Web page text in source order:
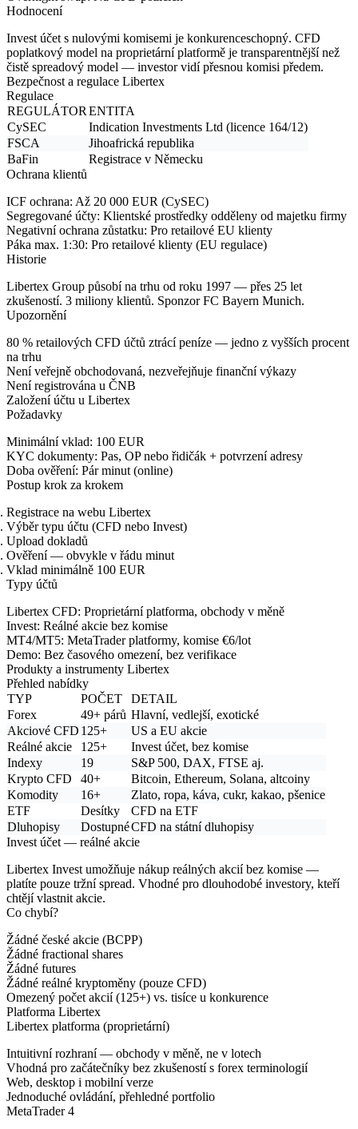
Hodnocení
Invest účet s nulovými komisemi je konkurenceschopný. CFD
poplatkový model na proprietární platformě je transparentnější než
čistě spreadový model — investor vidí přesnou komisi předem.
Bezpečnost a regulace Libertex
Regulace
REGULÁTOR ENTITA
CySEC
Indication Investments Ltd (licence 164/12)
FSCA
Jihoafrická republika
BaFin
Registrace v Německu
Ochrana klientů
ICF ochrana: Až 20 000 EUR (CySEC)
Segregované účty: Klientské prostředky odděleny od majetku firmy
Negativní ochrana zůstatku: Pro retailové EU klienty
Páka max. 1:30: Pro retailové klienty (EU regulace)
Historie
Libertex Group působí na trhu od roku 1997 — přes 25 let
zkušeností. 3 miliony klientů. Sponzor FC Bayern Munich.
Upozornění
80 % retailových CFD účtů ztrácí peníze — jedno z vyšších procent
na trhu
Není veřejně obchodovaná, nezveřejňuje finanční výkazy
Není registrována u ČNB
Založení účtu u Libertex
Požadavky
Minimální vklad: 100 EUR
KYC dokumenty: Pas, OP nebo řidičák + potvrzení adresy
Doba ověření: Pár minut (online)
Postup krok za krokem
Registrace na webu Libertex
Výběr typu účtu (CFD nebo Invest)
Upload dokladů
Ověření — obvykle v řádu minut
Vklad minimálně 100 EUR
Typy účtů
Libertex CFD: Proprietární platforma, obchody v měně
Invest: Reálné akcie bez komise
MT4/MT5: MetaTrader platformy, komise €6/lot
Demo: Bez časového omezení, bez verifikace
Produkty a instrumenty Libertex
Přehled nabídky
TYP
POČET
DETAIL
Forex
49+ párů Hlavní, vedlejší, exotické
Akciové CFD 125+
US a EU akcie
Reálné akcie
125+
Invest účet, bez komise
Indexy
19
S&P 500, DAX, FTSE aj.
Krypto CFD
40+
Bitcoin, Ethereum, Solana, altcoiny
Komodity
16+
Zlato, ropa, káva, cukr, kakao, pšenice
ETF
Desítky
CFD na ETF
Dluhopisy
DostupnéCFD na státní dluhopisy
Invest účet — reálné akcie
Libertex Invest umožňuje nákup reálných akcií bez komise —
platíte pouze tržní spread. Vhodné pro dlouhodobé investory, kteří
chtějí vlastnit akcie.
Co chybí?
Žádné české akcie (BCPP)
Žádné fractional shares
Žádné futures
Žádné reálné kryptoměny (pouze CFD)
Omezený počet akcií (125+) vs. tisíce u konkurence
Platforma Libertex
Libertex platforma (proprietární)
Intuitivní rozhraní — obchody v měně, ne v lotech
Vhodná pro začátečníky bez zkušeností s forex terminologií
Web, desktop i mobilní verze
Jednoduché ovládání, přehledné portfolio
MetaTrader 4